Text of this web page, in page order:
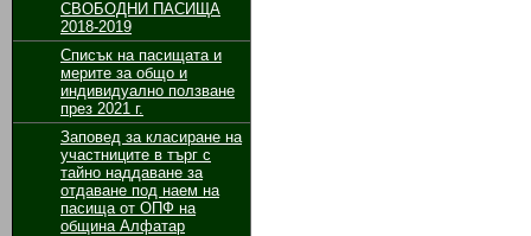
СВОБОДНИ ПАСИЩА
2018-2019
Списък на пасищата и
мерите за общо и
индивидуално ползване
през 2021 г.
Заповед за класиране на
участниците в търг с
тайно наддаване за
отдаване под наем на
пасища от ОПФ на
община Алфатар